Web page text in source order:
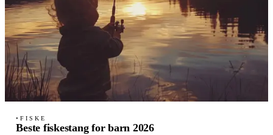
● FISKE
Beste fiskestang for barn 2026